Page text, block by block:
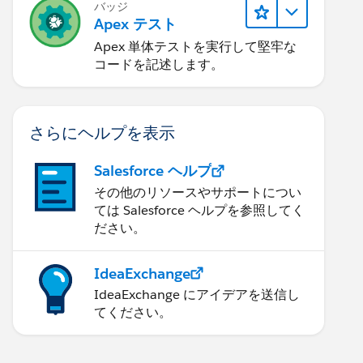
バッジ
Apex テスト
Apex 単体テストを実行して堅牢な
コードを記述します。
さらにヘルプを表示
Salesforce ヘルプ
その他のリソースやサポートについ
ては Salesforce ヘルプを参照してく
ださい。
IdeaExchange
IdeaExchange にアイデアを送信し
てください。